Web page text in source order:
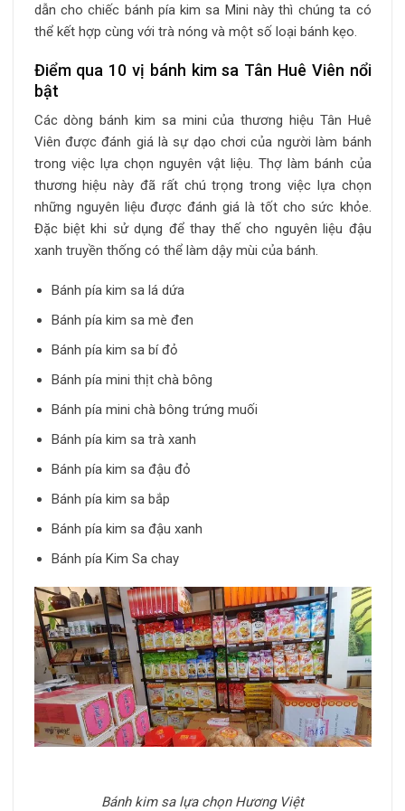
dẫn cho chiếc bánh pía kim sa Mini này thì chúng ta có
thể kết hợp cùng với trà nóng và một số loại bánh kẹo.
Điểm qua 10 vị bánh kim sa Tân Huê Viên nổi
bật
Các dòng bánh kim sa mini của thương hiệu Tân Huê
Viên được đánh giá là sự dạo chơi của người làm bánh
trong việc lựa chọn nguyên vật liệu. Thợ làm bánh của
thương hiệu này đã rất chú trọng trong việc lựa chọn
những nguyên liệu được đánh giá là tốt cho sức khỏe.
Đặc biệt khi sử dụng để thay thế cho nguyên liệu đậu
xanh truyền thống có thể làm dậy mùi của bánh.
Bánh pía kim sa lá dứa
Bánh pía kim sa mè đen
Bánh pía kim sa bí đỏ
Bánh pía mini thịt chà bông
Bánh pía mini chà bông trứng muối
Bánh pía kim sa trà xanh
Bánh pía kim sa đậu đỏ
Bánh pía kim sa bắp
Bánh pía kim sa đậu xanh
Bánh pía Kim Sa chay
Bánh kim sa lựa chọn Hương Việt